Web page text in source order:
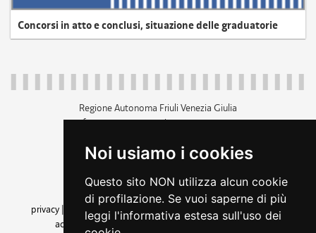
Noi usiamo i cookies
Questo sito NON utilizza alcun cookie
di profilazione. Se vuoi saperne di più
leggi l'informativa estesa sull'uso dei
Concorsi in atto e conclusi, situazione delle graduatorie
Regione Autonoma Friuli Venezia Giulia
c.f. 80014930327; p.iva 00526040324
+39 040 3771111
amministrazione trasparente
privacy
cookie |note legali accessibilità
dichiarazione di
accessibilità| feedback cambio preferenze cookie